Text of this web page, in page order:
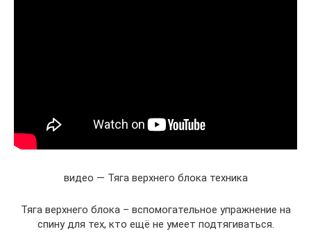
видео — Тяга верхнего блока техника
Тяга верхнего блока – вспомогательное упражнение на
спину для тех, кто ещё не умеет подтягиваться.